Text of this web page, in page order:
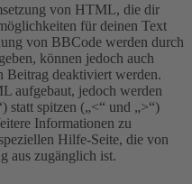
von HTML, die dir
für deinen Text
von BBCode werden durch
können jedoch auch
Beitrag deaktiviert werden.
aufgebaut, jedoch werden
statt spitzen („<“ und „>“)
Informationen zu
Hilfe-Seite, die von
aus zugänglich ist.